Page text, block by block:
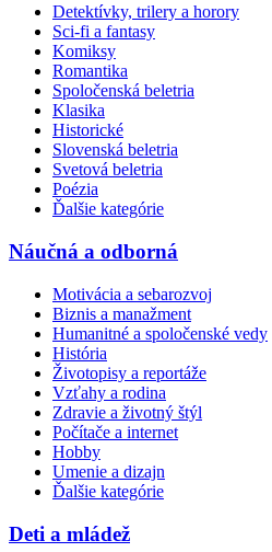
Detektívky, trilery a horory
Sci-fi a fantasy
Komiksy
Romantika
Spoločenská beletria
Klasika
Historické
Slovenská beletria
Svetová beletria
Poézia
Ďalšie kategórie
Náučná a odborná
Motivácia a sebarozvoj
Biznis a manažment
Humanitné a spoločenské vedy
História
Životopisy a reportáže
Vzťahy a rodina
Zdravie a životný štýl
Počítače a internet
Hobby
Umenie a dizajn
Ďalšie kategórie
Deti a mládež